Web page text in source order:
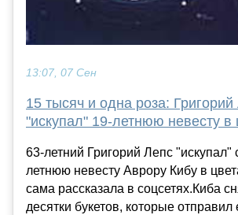
13:07, 07 Сен
15 тысяч и одна роза: Григорий
"искупал" 19-летнюю невесту в
63-летний Григорий Лепс "искупал"
летнюю невесту Аврору Кибу в
сама рассказала в соцсетях.Киба
десятки букетов, которые отправил